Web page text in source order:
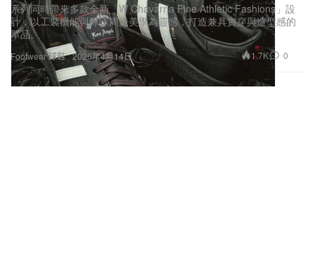
Footwear 球鞋
系列同時帶來多款全新「W Chavarria Fine Athletic Fashions」設
計，以工裝機能與球隊周邊美學為靈感，打造兼具實穿與造型感的
單品。
2026年4月14日 1.7K 0